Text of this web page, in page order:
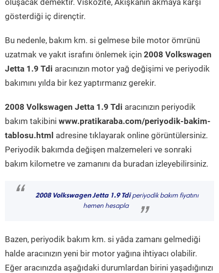
oluşacak demektir. Viskozite, Akışkanın akmaya karşı
gösterdiği iç dirençtir.
Bu nedenle, bakım km. si gelmese bile motor ömrünü
uzatmak ve yakıt israfını önlemek için 2008 Volkswagen
Jetta 1.9 Tdi aracınızın motor yağ değişimi ve periyodik
bakımını yılda bir kez yaptırmanız gerekir.
2008 Volkswagen Jetta 1.9 Tdi aracınızın periyodik
bakım takibini www.pratikaraba.com/periyodik-bakim-
tablosu.html adresine tıklayarak online görüntülersiniz.
Periyodik bakımda değişen malzemeleri ve sonraki
bakım kilometre ve zamanını da buradan izleyebilirsiniz.
“ 2008 Volkswagen Jetta 1.9 Tdiperiyodik bakım fiyatını
hemen hesapla
”
Bazen, periyodik bakım km. si yâda zamanı gelmediği
halde aracınızın yeni bir motor yağına ihtiyacı olabilir.
Eğer aracınızda aşağıdaki durumlardan birini yaşadığınızı